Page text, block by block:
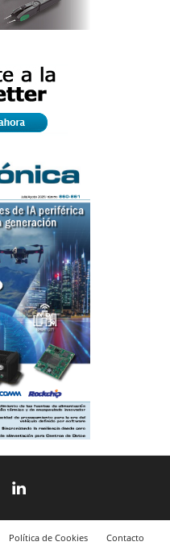
Política de Cookies Contacto